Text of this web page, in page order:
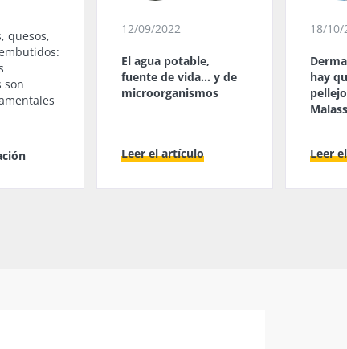
quesos,
son
12/09/2022
El agua potable,
fuente de vida... y de
microorganismos
Leer el artículo
18/10/
hay
Leer